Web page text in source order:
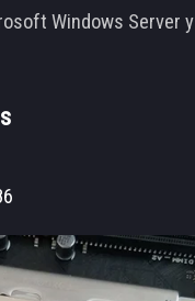
Windows Server